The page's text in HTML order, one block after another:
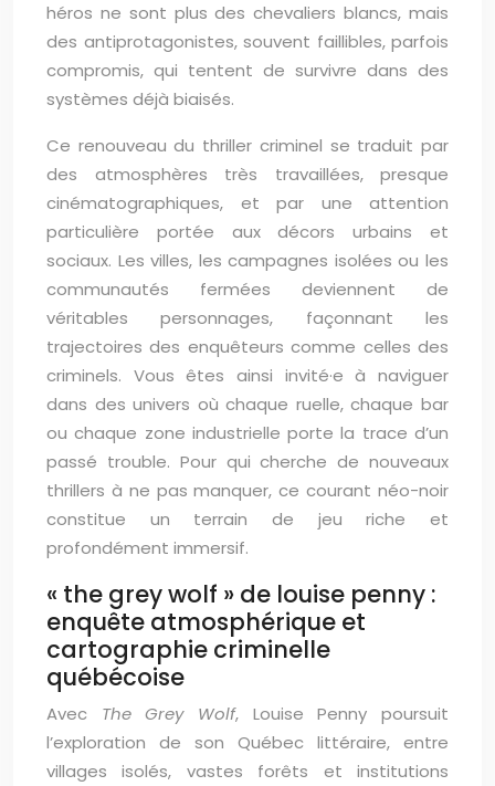
héros ne sont plus des chevaliers blancs, mais
des antiprotagonistes, souvent faillibles, parfois
compromis, qui tentent de survivre dans des
systèmes déjà biaisés.
Ce renouveau du thriller criminel se traduit par
des atmosphères très travaillées, presque
cinématographiques, et par une attention
particulière portée aux décors urbains et
sociaux. Les villes, les campagnes isolées ou les
communautés fermées deviennent de
véritables personnages, façonnant les
trajectoires des enquêteurs comme celles des
criminels. Vous êtes ainsi invité·e à naviguer
dans des univers où chaque ruelle, chaque bar
ou chaque zone industrielle porte la trace d’un
passé trouble. Pour qui cherche de nouveaux
thrillers à ne pas manquer, ce courant néo-noir
constitue un terrain de jeu riche et
profondément immersif.
« the grey wolf » de louise penny :
enquête atmosphérique et
cartographie criminelle
québécoise
Avec The Grey Wolf, Louise Penny poursuit
l’exploration de son Québec littéraire, entre
villages isolés, vastes forêts et institutions